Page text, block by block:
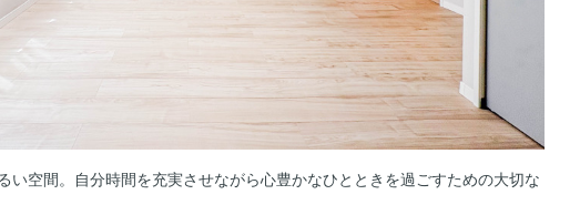
い空間。自分時間を充実させながら心豊かなひとときを過ごすための大切な